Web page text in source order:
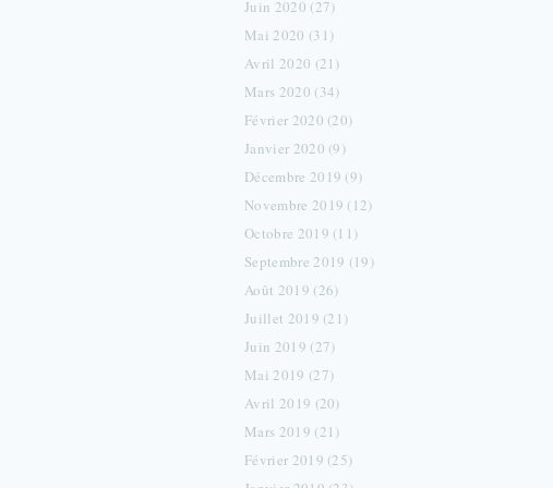
Juin 2020 (27)
Mai 2020 (31)
Avril 2020 (21)
Mars 2020 (34)
Février 2020 (20)
Janvier 2020 (9)
Décembre 2019 (9)
Novembre 2019 (12)
Octobre 2019 (11)
Septembre 2019 (19)
Août 2019 (26)
Juillet 2019 (21)
Juin 2019 (27)
Mai 2019 (27)
Avril 2019 (20)
Mars 2019 (21)
Février 2019 (25)